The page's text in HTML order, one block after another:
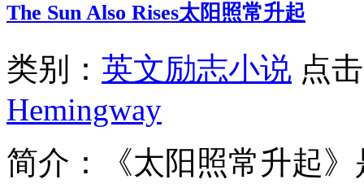
The Sun Also Rises太阳照常升起
类别： 英文励志小说 点
Hemingway
简介：
《太阳照常升起